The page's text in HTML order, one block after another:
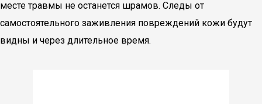
месте травмы не останется шрамов. Следы от
самостоятельного заживления повреждений кожи будут
видны и через длительное время.